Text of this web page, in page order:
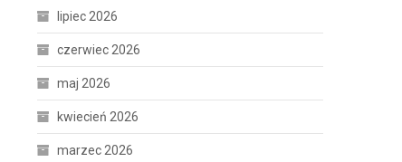
lipiec 2026
czerwiec 2026
maj 2026
kwiecień 2026
marzec 2026